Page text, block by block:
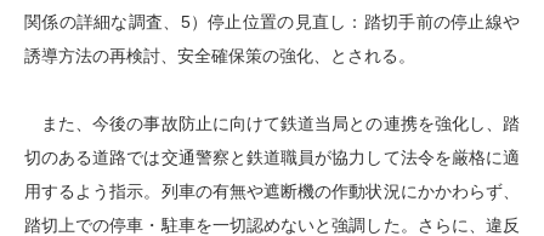
関係の詳細な調査、5）停止位置の見直し：踏切手前の停止線や
誘導方法の再検討、安全確保策の強化、とされる。
また、今後の事故防止に向けて鉄道当局との連携を強化し、踏
切のある道路では交通警察と鉄道職員が協力して法令を厳格に適
用するよう指示。列車の有無や遮断機の作動状況にかかわらず、
踏切上での停車・駐車を一切認めないと強調した。さらに、違反